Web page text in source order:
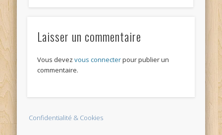
Laisser un commentaire
Vous devez vous connecterpour publier un
commentaire.
Confidentialité & Cookies